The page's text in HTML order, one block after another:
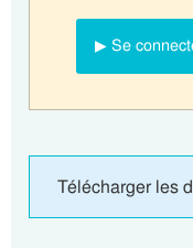
▶ Se
Télécharger les